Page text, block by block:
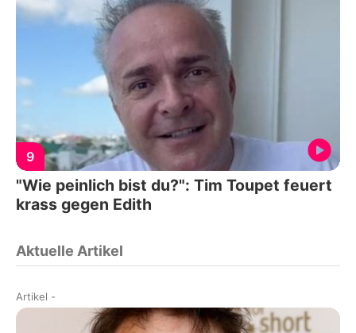
9
"Wie peinlich bist du?": Tim Toupet feuert
krass gegen Edith
Aktuelle Artikel
Artikel -